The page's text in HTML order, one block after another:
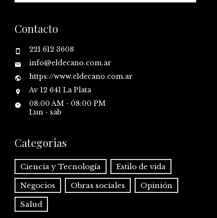
Contacto
221 612 3608
info@eldecano.com.ar
https://www.eldecano.com.ar
Av 12 641 La Plata
08:00 AM - 08:00 PM
Lun - sab
Categorias
Ciencia y Tecnología Estilo de vida
Negocios Obras sociales Opinión
Salud